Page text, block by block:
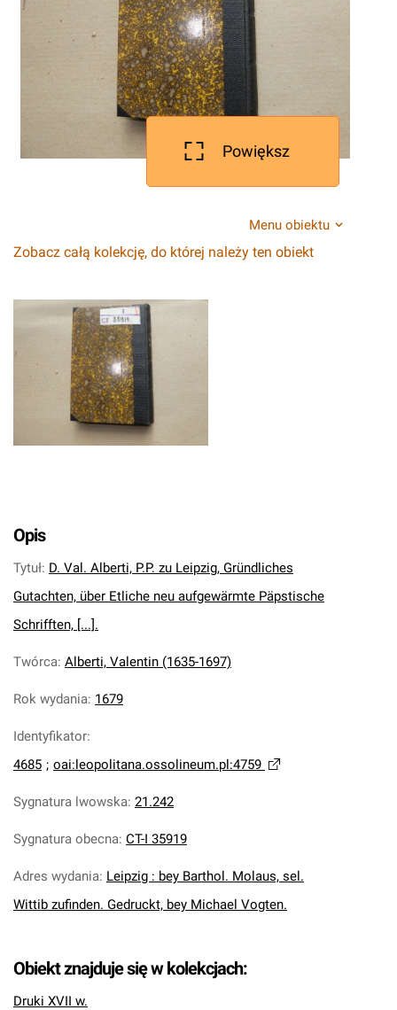
Powiększ
Menu obiektu
Zobacz całą kolekcję, do której należy ten obiekt
Opis
Tytuł: D. Val. Alberti, P.P. zu Leipzig, Gründliches
Gutachten, über Etliche neu aufgewärmte Päpstische
Schrifften, [...].
Twórca: Alberti, Valentin (1635-1697)
Rok wydania: 1679
Identyfikator:
4685 ; oai:leopolitana.ossolineum.pl:4759
Sygnatura lwowska: 21.242
Sygnatura obecna: CT-I 35919
Adres wydania: Leipzig : bey Barthol. Molaus, sel.
Wittib zufinden. Gedruckt, bey Michael Vogten.
Obiekt znajduje się w kolekcjach:
Druki XVII w.